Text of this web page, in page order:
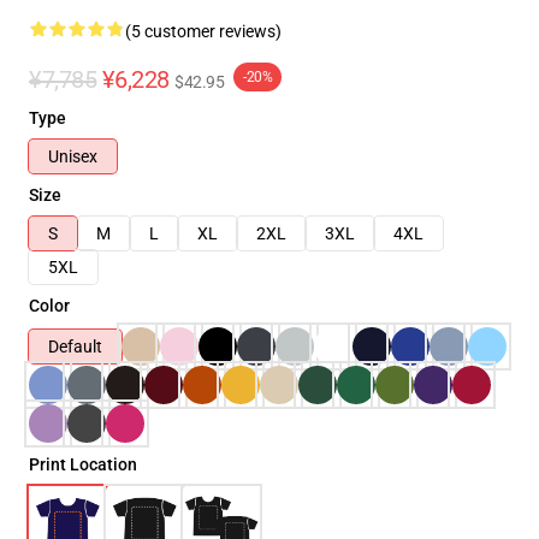
(5 customer reviews)
¥7,785 ¥6,228 $42.95 -20%
Type
Unisex
Size
S
M L XL 2XL 3XL
4XL
5XL
Color
Default
Print Location